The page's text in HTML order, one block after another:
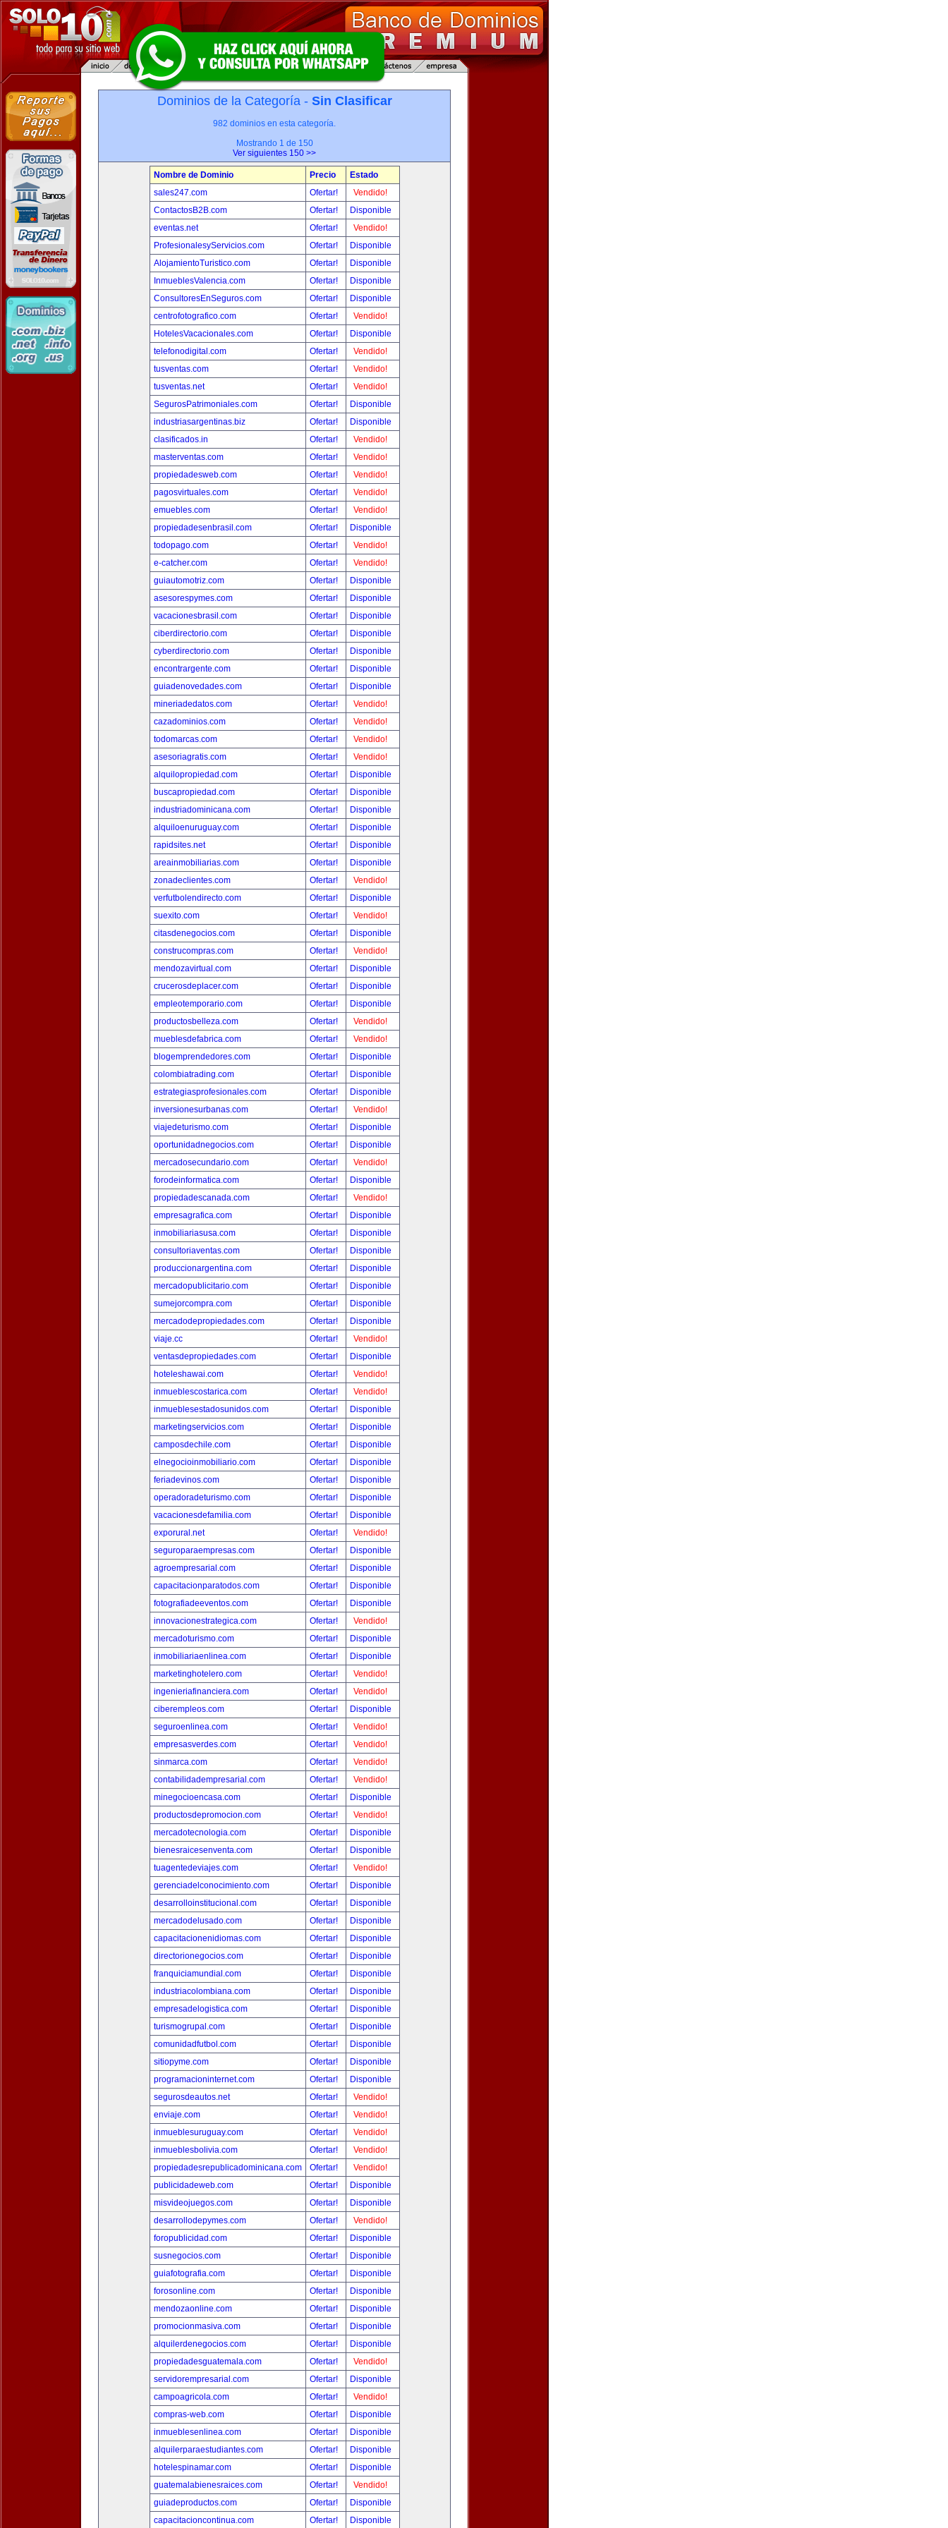
Dominios de la Categoría - Sin Clasificar
982 dominios en esta categoría.
Mostrando 1 de 150
Ver siguientes 150 >>
Nombre de Dominio Precio
Estado
sales247.com
Ofertar!
Vendido!
ContactosB2B.com
Ofertar!
Disponible
eventas.net
Ofertar!
Vendido!
ProfesionalesyServicios.com
Ofertar!
Disponible
AlojamientoTuristico.com
Ofertar!
Disponible
InmueblesValencia.com
Ofertar!
Disponible
ConsultoresEnSeguros.com
Ofertar!
Disponible
centrofotografico.com
Ofertar!
Vendido!
HotelesVacacionales.com
Ofertar!
Disponible
telefonodigital.com
Ofertar!
Vendido!
tusventas.com
Ofertar!
Vendido!
tusventas.net
Ofertar!
Vendido!
SegurosPatrimoniales.com
Ofertar!
Disponible
industriasargentinas.biz
Ofertar!
Disponible
clasificados.in
Ofertar!
Vendido!
masterventas.com
Ofertar!
Vendido!
propiedadesweb.com
Ofertar!
Vendido!
pagosvirtuales.com
Ofertar!
Vendido!
emuebles.com
Ofertar!
Vendido!
propiedadesenbrasil.com
Ofertar!
Disponible
todopago.com
Ofertar!
Vendido!
e-catcher.com
Ofertar!
Vendido!
guiautomotriz.com
Ofertar!
Disponible
asesorespymes.com
Ofertar!
Disponible
vacacionesbrasil.com
Ofertar!
Disponible
ciberdirectorio.com
Ofertar!
Disponible
cyberdirectorio.com
Ofertar!
Disponible
encontrargente.com
Ofertar!
Disponible
guiadenovedades.com
Ofertar!
Disponible
mineriadedatos.com
Ofertar!
Vendido!
cazadominios.com
Ofertar!
Vendido!
todomarcas.com
Ofertar!
Vendido!
asesoriagratis.com
Ofertar!
Vendido!
alquilopropiedad.com
Ofertar!
Disponible
buscapropiedad.com
Ofertar!
Disponible
industriadominicana.com
Ofertar!
Disponible
alquiloenuruguay.com
Ofertar!
Disponible
rapidsites.net
Ofertar!
Disponible
areainmobiliarias.com
Ofertar!
Disponible
zonadeclientes.com
Ofertar!
Vendido!
verfutbolendirecto.com
Ofertar!
Disponible
suexito.com
Ofertar!
Vendido!
citasdenegocios.com
Ofertar!
Disponible
construcompras.com
Ofertar!
Vendido!
mendozavirtual.com
Ofertar!
Disponible
crucerosdeplacer.com
Ofertar!
Disponible
empleotemporario.com
Ofertar!
Disponible
productosbelleza.com
Ofertar!
Vendido!
mueblesdefabrica.com
Ofertar!
Vendido!
blogemprendedores.com
Ofertar!
Disponible
colombiatrading.com
Ofertar!
Disponible
estrategiasprofesionales.com
Ofertar!
Disponible
inversionesurbanas.com
Ofertar!
Vendido!
viajedeturismo.com
Ofertar!
Disponible
oportunidadnegocios.com
Ofertar!
Disponible
mercadosecundario.com
Ofertar!
Vendido!
forodeinformatica.com
Ofertar!
Disponible
propiedadescanada.com
Ofertar!
Vendido!
empresagrafica.com
Ofertar!
Disponible
inmobiliariasusa.com
Ofertar!
Disponible
consultoriaventas.com
Ofertar!
Disponible
produccionargentina.com
Ofertar!
Disponible
mercadopublicitario.com
Ofertar!
Disponible
sumejorcompra.com
Ofertar!
Disponible
mercadodepropiedades.com
Ofertar!
Disponible
viaje.cc
Ofertar!
Vendido!
ventasdepropiedades.com
Ofertar!
Disponible
hoteleshawai.com
Ofertar!
Vendido!
inmueblescostarica.com
Ofertar!
Vendido!
inmueblesestadosunidos.com
Ofertar!
Disponible
marketingservicios.com
Ofertar!
Disponible
camposdechile.com
Ofertar!
Disponible
elnegocioinmobiliario.com
Ofertar!
Disponible
feriadevinos.com
Ofertar!
Disponible
operadoradeturismo.com
Ofertar!
Disponible
vacacionesdefamilia.com
Ofertar!
Disponible
exporural.net
Ofertar!
Vendido!
seguroparaempresas.com
Ofertar!
Disponible
agroempresarial.com
Ofertar!
Disponible
capacitacionparatodos.com
Ofertar!
Disponible
fotografiadeeventos.com
Ofertar!
Disponible
innovacionestrategica.com
Ofertar!
Vendido!
mercadoturismo.com
Ofertar!
Disponible
inmobiliariaenlinea.com
Ofertar!
Disponible
marketinghotelero.com
Ofertar!
Vendido!
ingenieriafinanciera.com
Ofertar!
Vendido!
ciberempleos.com
Ofertar!
Disponible
seguroenlinea.com
Ofertar!
Vendido!
empresasverdes.com
Ofertar!
Vendido!
sinmarca.com
Ofertar!
Vendido!
contabilidadempresarial.com
Ofertar!
Vendido!
minegocioencasa.com
Ofertar!
Disponible
productosdepromocion.com
Ofertar!
Vendido!
mercadotecnologia.com
Ofertar!
Disponible
bienesraicesenventa.com
Ofertar!
Disponible
tuagentedeviajes.com
Ofertar!
Vendido!
gerenciadelconocimiento.com
Ofertar!
Disponible
desarrolloinstitucional.com
Ofertar!
Disponible
mercadodelusado.com
Ofertar!
Disponible
capacitacionenidiomas.com
Ofertar!
Disponible
directorionegocios.com
Ofertar!
Disponible
franquiciamundial.com
Ofertar!
Disponible
industriacolombiana.com
Ofertar!
Disponible
empresadelogistica.com
Ofertar!
Disponible
turismogrupal.com
Ofertar!
Disponible
comunidadfutbol.com
Ofertar!
Disponible
sitiopyme.com
Ofertar!
Disponible
programacioninternet.com
Ofertar!
Disponible
segurosdeautos.net
Ofertar!
Vendido!
enviaje.com
Ofertar!
Vendido!
inmueblesuruguay.com
Ofertar!
Vendido!
inmueblesbolivia.com
Ofertar!
Vendido!
propiedadesrepublicadominicana.com
Ofertar!
Vendido!
publicidadeweb.com
Ofertar!
Disponible
misvideojuegos.com
Ofertar!
Disponible
desarrollodepymes.com
Ofertar!
Vendido!
foropublicidad.com
Ofertar!
Disponible
susnegocios.com
Ofertar!
Disponible
guiafotografia.com
Ofertar!
Disponible
forosonline.com
Ofertar!
Disponible
mendozaonline.com
Ofertar!
Disponible
promocionmasiva.com
Ofertar!
Disponible
alquilerdenegocios.com
Ofertar!
Disponible
propiedadesguatemala.com
Ofertar!
Vendido!
servidorempresarial.com
Ofertar!
Disponible
campoagricola.com
Ofertar!
Vendido!
compras-web.com
Ofertar!
Disponible
inmueblesenlinea.com
Ofertar!
Disponible
alquilerparaestudiantes.com
Ofertar!
Disponible
hotelespinamar.com
Ofertar!
Disponible
guatemalabienesraices.com
Ofertar!
Vendido!
guiadeproductos.com
Ofertar!
Disponible
capacitacioncontinua.com
Ofertar! Disponible